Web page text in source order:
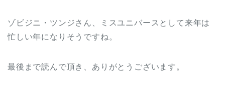
ゾビジニ・ツンジさん、ミスユニバースとして来年は
忙しい年になりそうですね。
最後まで読んで頂き、ありがとうございます。